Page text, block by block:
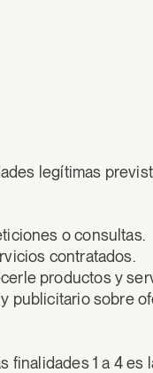
legítimas
o consultas.
contratados.
productos y
publicitario sobre
1 a 4